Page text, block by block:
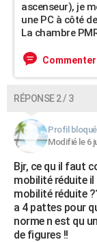
ascenseur), je
une PC à côté
La chambre
Commenter
RÉPONSE 2 / 3
Profil bloqué
Modifié le 6
Bjr, ce qu il faut
mobilité réduite
mobilité réduite
a 4 pattes pour
norme n est qu
de figures !!